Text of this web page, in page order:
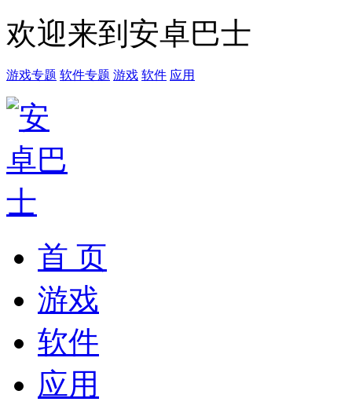
欢迎来到安卓巴士
游戏专题 软件专题 游戏 软件 应用
首 页
游戏
软件
应用